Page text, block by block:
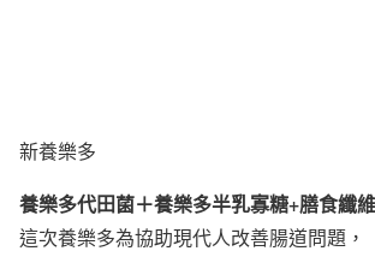
新養樂多
養樂多代田菌＋養樂多半乳寡糖+膳食纖
這次養樂多為協助現代人改善腸道問題，